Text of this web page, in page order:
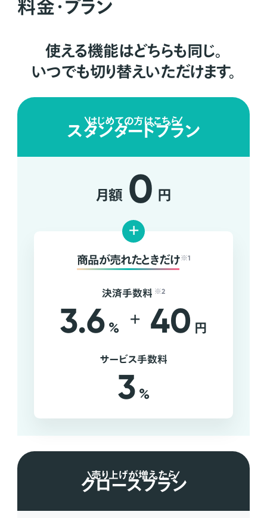
料金・プラン
使える機能はどちらも同じ。
いつでも切り替えいただけます。
はじめての方はこちら
スタンダードプラン
月額 0 円
+
商品が売れたときだけ ※1
決済手数料 ※2
3.6 % + 40 円
サービス手数料
3 %
売り上げが増えたら
グロースプラン